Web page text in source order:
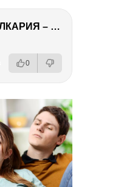
КАБАРДИНО-БАЛКАРИЯ – ПУТЕШЕСТВИЕ НА КАВКАЗ часть 3
0